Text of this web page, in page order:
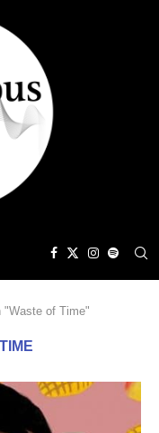
"Waste of Time"